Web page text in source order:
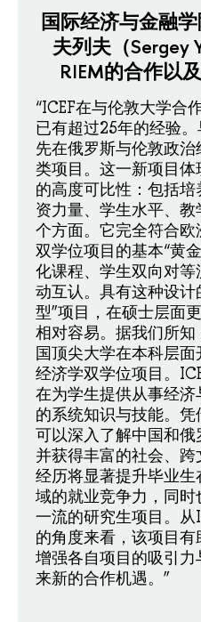
国际经济与金融
夫列夫（Sergey
RIEM的合作以
“ICEF在与伦敦大学合
已有超过25年的经验
先在俄罗斯与伦敦政
类项目。这一新项目
的高度可比性：包括
资力量、学生水平、
个方面。它完全符合
双学位项目的基本“黄
化课程、学生双向对
动互认。具有这种设计
型”项目，在硕士层面
相对容易。据我们所
国顶尖大学在本科层
经济学双学位项目。
在为学生提供从事经
的系统知识与技能。凭
可以深入了解中国和俄
并获得丰富的社会、
经历将显著提升毕业
域的就业竞争力，同
一流的研究生项目。从
的角度来看，该项目有
增强各自项目的吸引
来新的合作机遇。”